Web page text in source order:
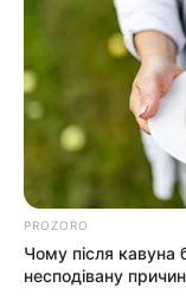
PROZORO
Чому після кавуна
несподівану